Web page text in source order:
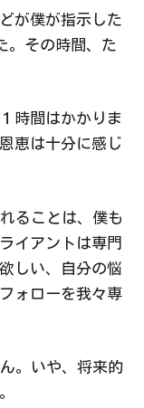
が僕が指示した
。その時間、た
時間はかかりま
恵は十分に感じ
ることは、僕も
イアントは専門
しい、自分の悩
ォローを我々専
。いや、将来的